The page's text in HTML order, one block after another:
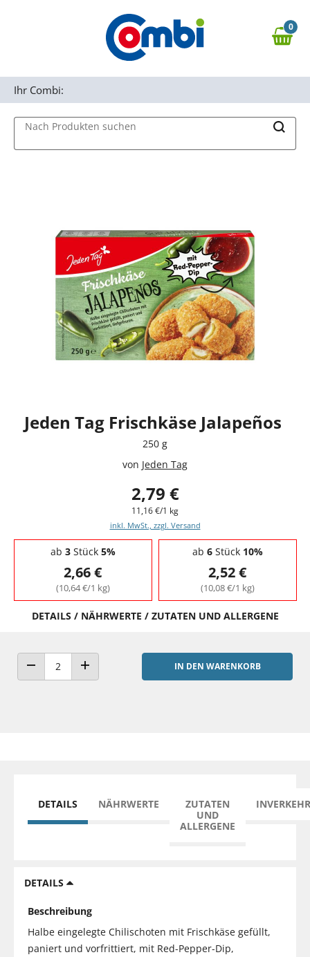
Zur Navigation springen
0,00 €
0
Nach Produkten suchen
Ihr Combi:
Jeden Tag Frischkäse Jalapeños
250 g
von Jeden Tag
2,79 €
11,16 €/1 kg
inkl. MwSt., zzgl. Versand
Staffelpreise - Mengenrabatt
ab 3Stück 5%
2,66 €
(10,64 €/1 kg)
ab 6Stück 10%
2,52 €
(10,08 €/1 kg)
DETAILS / NÄHRWERTE / ZUTATEN UND ALLERGENE
ANZAHL VERRINGERNANZAHL ERHÖHEN
IN DEN WARENKORB
DETAILS NÄHRWERTE
ZUTATEN
UND
ALLERGENE
DETAILS
Beschreibung
Halbe eingelegte Chilischoten mit Frischkäse gefüllt,
paniert und vorfrittiert, mit Red-Pepper-Dip,